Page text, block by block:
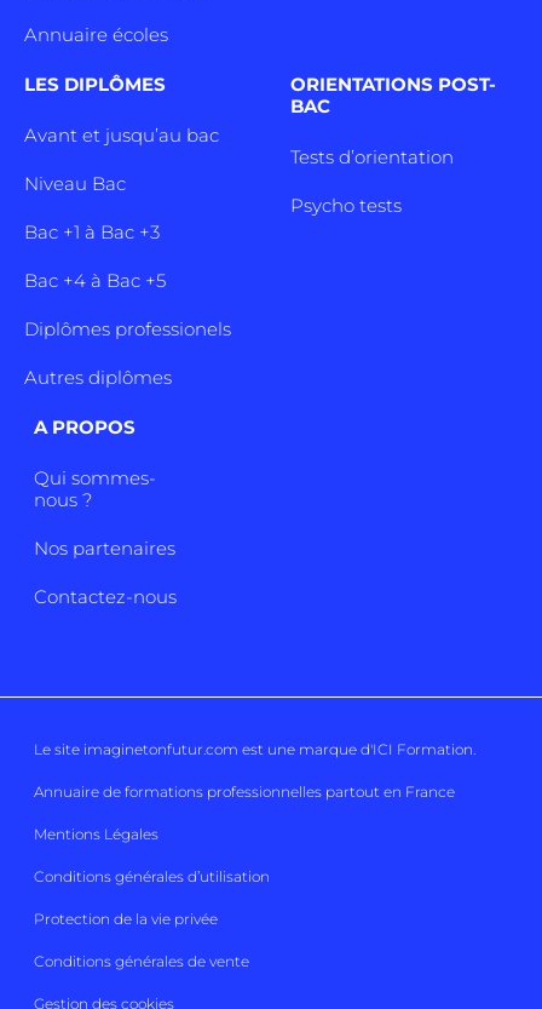
Annuaire écoles
LES DIPLÔMES
Avant et jusqu’au bac
Niveau Bac
Bac +1 à Bac +3
Bac +4 à Bac +5
Diplômes professionels
Autres diplômes
ORIENTATIONS POST-
BAC
Tests d’orientation
Psycho tests
A PROPOS
Qui sommes-
nous ?
Nos partenaires
Contactez-nous
Le site imaginetonfutur.com est une marque d'ICI Formation.
Annuaire de formations professionnelles partout en France
Mentions Légales
Conditions générales d’utilisation
Protection de la vie privée
Conditions générales de vente
Gestion des cookies